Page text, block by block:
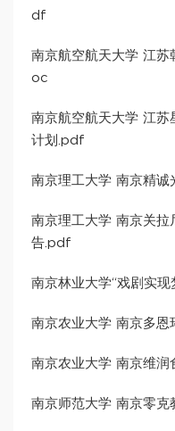
df
南京航空航天大学 江苏
oc
南京航空航天大学 江苏
计划.pdf
南京理工大学 南京精
南京理工大学 南京关拉
告.pdf
南京林业大学“戏剧实
南京农业大学 南京多
南京农业大学 南京维
南京师范大学 南京零